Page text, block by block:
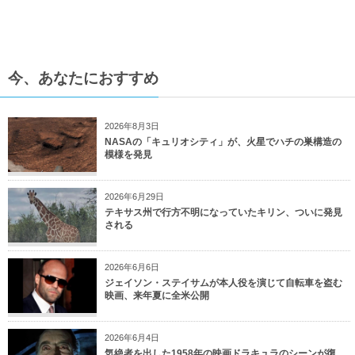
今、あなたにおすすめ
2026年8月3日
NASAの「キュリオシティ」が、火星でハチの巣構造の
模様を発見
2026年6月29日
テキサス州で行方不明になっていたキリン、ついに発見
される
2026年6月6日
ジェイソン・ステイサムが本人役を演じて自転車を盗む
映画、来年夏に全米公開
2026年6月4日